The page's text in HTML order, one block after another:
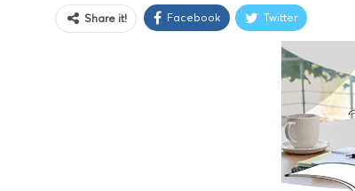
Share it! Facebook Twitter